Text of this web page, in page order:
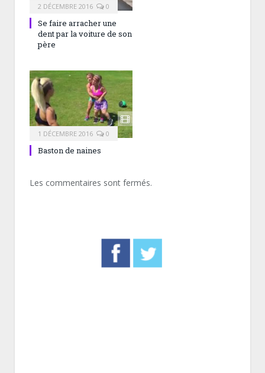
2 DÉCEMBRE 2016 0
Se faire arracher une
dent par la voiture de son
père
1 DÉCEMBRE 2016 0
Baston de naines
Les commentaires sont fermés.